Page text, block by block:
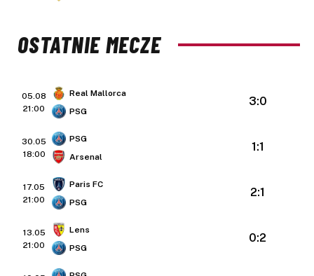
OSTATNIE MECZE
05.08
21:00
Real Mallorca
PSG
3:0
30.05
18:00
PSG
Arsenal
1:1
17.05
21:00
Paris FC
PSG
2:1
13.05
21:00
Lens
PSG
0:2